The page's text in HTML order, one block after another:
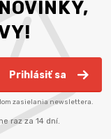
Prihlásiť sa
zasielania newslettera.
raz za 14 dní.